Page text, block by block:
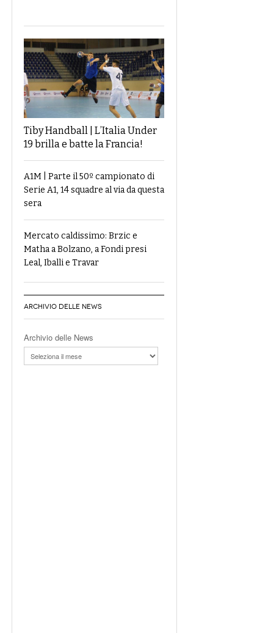
Tiby Handball | L’Italia Under
19 brilla e batte la Francia!
A1M | Parte il 50º campionato di
Serie A1, 14 squadre al via da questa
sera
Mercato caldissimo: Brzic e
Matha a Bolzano, a Fondi presi
Leal, Iballi e Travar
ARCHIVIO DELLE NEWS
Archivio delle News